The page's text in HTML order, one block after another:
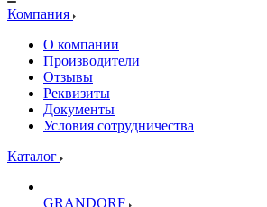
Компания
О компании
Производители
Отзывы
Реквизиты
Документы
Условия сотрудничества
Каталог
GRANDORF